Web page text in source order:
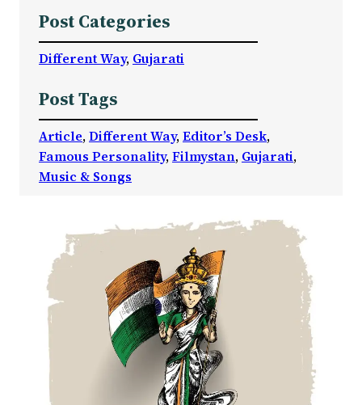
Post Categories
Different Way, Gujarati
Post Tags
Article, Different Way, Editor’s Desk
Famous Personality, Filmystan, Gujarati
Music & Songs